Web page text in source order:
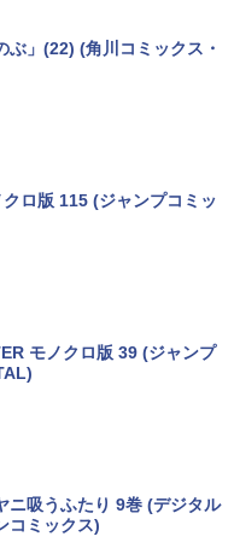
トPC 14インチノート
パソコンOffice搭載
ンテルCeleron 第11世
ワーク応援 初心者向
ーポン】【訳アリ】【W
Windows11 東芝 dyna
PC パソコン ノートPC S
ワイド HDMI 24インチ
フルHD(1920x10
搭載 動作良品 中古
ー 15.6インチ InnoView
モニター IPS液晶パネル
ス付き/4Kタイプ
防眩光 薄型 軽量USB
ブモニター スピーカー内
手権神奈川大会 [ 神奈川
【電子書籍】[ 宮木真人
P31i ブラック
Liberty 5 ミッドナイトブ
レード版】AOKIMI ワイヤ
イヤホン V12 小型
ドレス ENCノイズキャン
feat. Flo Milli, ATL Jacob
ver.)
ver.)
ラベルレス 500ml ×24本
ナジウム含有 水 ミネラル
ラベルレス 2L×9本
ラベルレス 500ml ×24本
んの麦茶 from 爽健美茶 ラ
ぶ」(22) (角川コミックス・
ロ版 115 (ジャンプコミッ
モノクロ版 39 (ジャンプ
ニ吸うふたり 9巻 (デジタル
コミックス)